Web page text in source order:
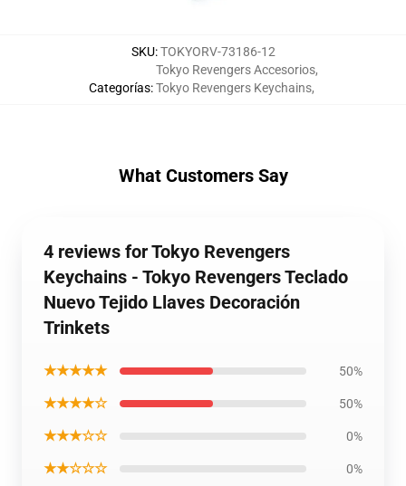
SKU:TOKYORV-73186-12
Categorías:
Tokyo Revengers Accesorios,
Tokyo Revengers Keychains,
What Customers Say
4 reviews for Tokyo Revengers
Keychains - Tokyo Revengers Teclado
Nuevo Tejido Llaves Decoración
Trinkets
★★★★★ 50%
★★★★☆ 50%
★★★☆☆ 0%
★★☆☆☆ 0%